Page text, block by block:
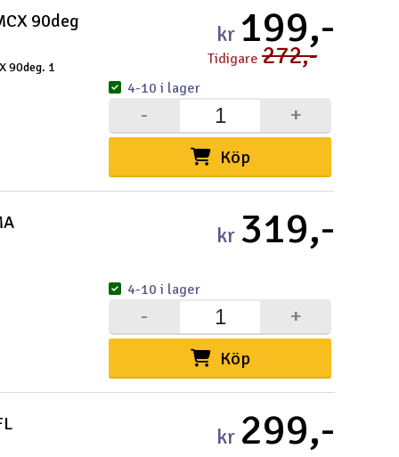
90deg
90deg. 1
kr 199,-
Tidigare 272,-
Köp
+
-
4-10 i lager
kr 319,-
Köp
+
-
4-10 i lager
kr 299,-